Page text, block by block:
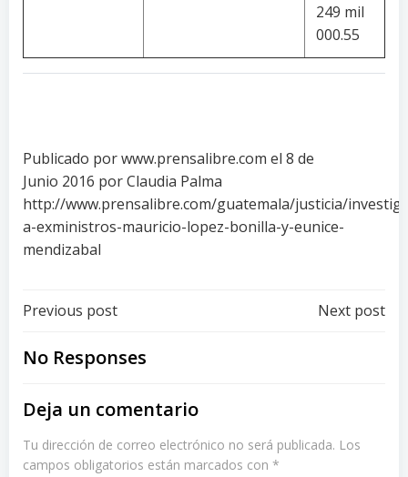
249 mil
000.55
Publicado por www.prensalibre.com el 8 de
Junio 2016 por Claudia Palma
http://www.prensalibre.com/guatemala/justicia/
a-exministros-mauricio-lopez-bonilla-y-eunice-
mendizabal
Post
navigation
Previous post Next post
No Responses
Deja un comentario
Tu dirección de correo electrónico no será publicada. Los
campos obligatorios están marcados con *